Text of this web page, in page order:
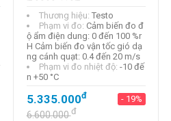
Thương hiệu: Testo
Phạm vi đo: Cảm biến đo đ
ộ ẩm điện dung: 0 đến 100 %r
H Cảm biến đo vận tốc gió dạ
ng cánh quạt: 0.4 đến 20 m/s
Phạm vi đo nhiệt độ: -10 đế
n +50 °C
5.335.000đ - 19%
6.600.000đ